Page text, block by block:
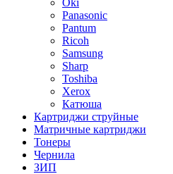
Panasonic
Pantum
Ricoh
Samsung
Sharp
Toshiba
Xerox
Катюша
Картриджи струйные
Матричные картриджи
Тонеры
Чернила
ЗИП